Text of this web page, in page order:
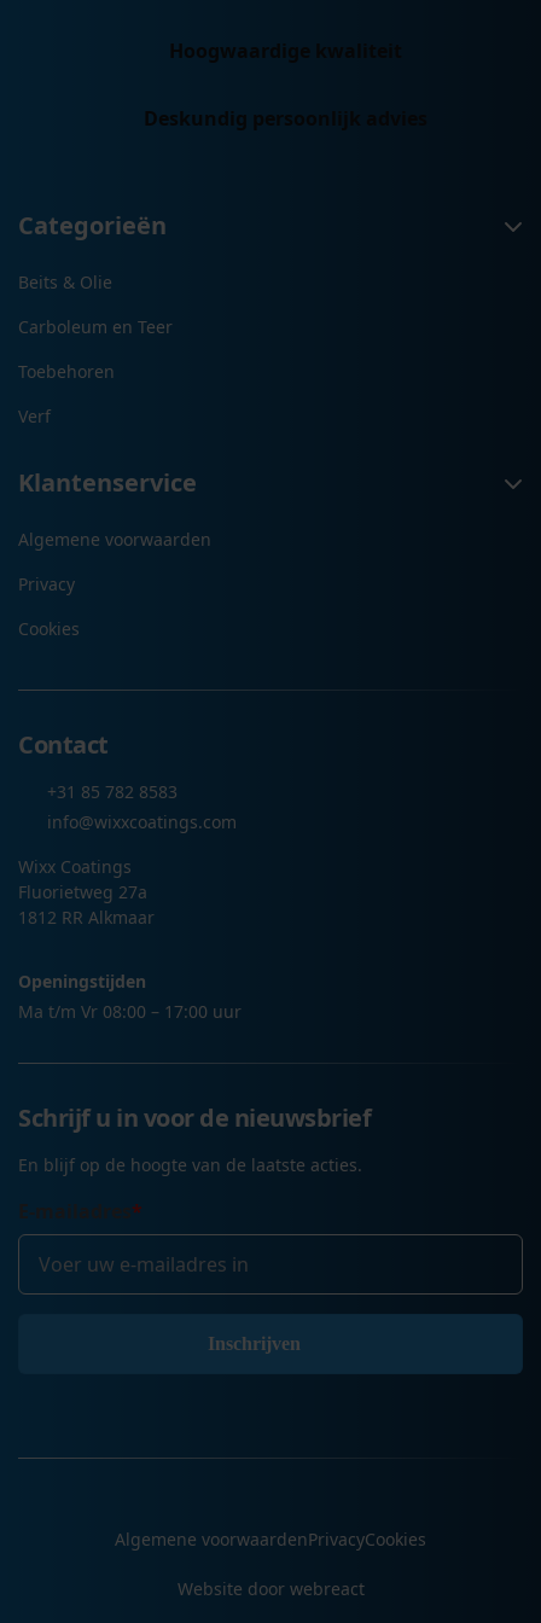
Hoogwaardige kwaliteit
Deskundig persoonlijk advies
Categorieën
Beits & Olie
Carboleum en Teer
Toebehoren
Verf
Klantenservice
Algemene voorwaarden
Privacy
Cookies
Contact
+31 85 782 8583
info@wixxcoatings.com
Wixx Coatings
Fluorietweg 27a
1812 RR Alkmaar
Openingstijden
Ma t/m Vr 08:00 – 17:00 uur
Schrijf u in voor de nieuwsbrief
En blijf op de hoogte van de laatste acties.
*
Algemene voorwaardenPrivacyCookies
Website door webreact